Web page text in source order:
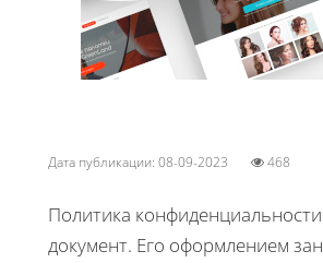
Дата публикации: 08-09-2023 468
Политика
документ. Его оформлением